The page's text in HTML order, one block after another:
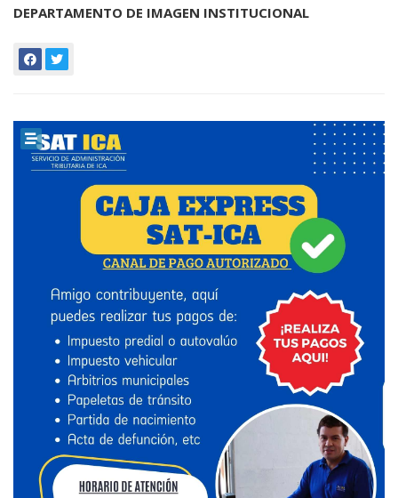
DEPARTAMENTO DE IMAGEN INSTITUCIONAL